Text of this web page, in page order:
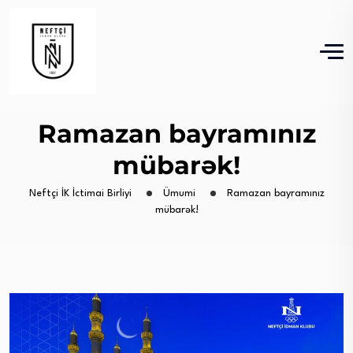
Ramazan bayramınız
mübarək!
Neftçi İK İctimai Birliyi Ümumi
Ramazan bayramınız
mübarək!